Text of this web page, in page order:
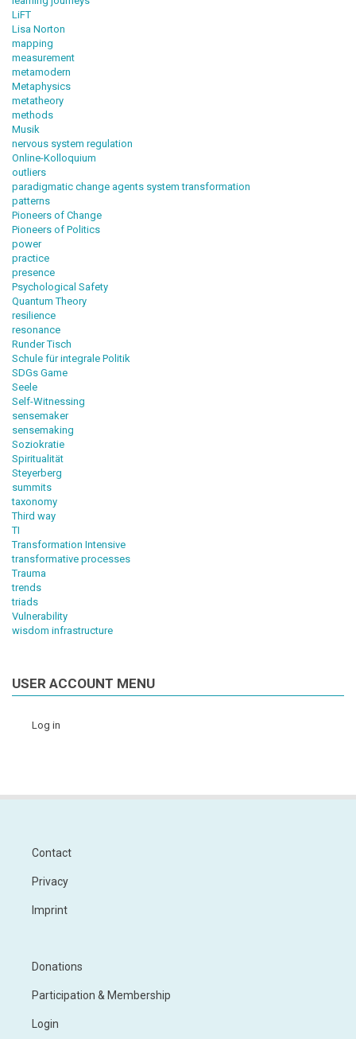
LiFT
Lisa Norton
mapping
measurement
metamodern
Metaphysics
metatheory
methods
Musik
nervous system regulation
Online-Kolloquium
outliers
paradigmatic change agents system transformation
patterns
Pioneers of Change
Pioneers of Politics
power
practice
presence
Psychological Safety
Quantum Theory
resilience
resonance
Runder Tisch
Schule für integrale Politik
SDGs Game
Seele
Self-Witnessing
sensemaker
sensemaking
Soziokratie
Spiritualität
Steyerberg
summits
taxonomy
Third way
TI
Transformation Intensive
transformative processes
Trauma
trends
triads
Vulnerability
wisdom infrastructure
USER ACCOUNT MENU
Log in
Contact
Privacy
Imprint
Menu
Donations
Participation & Membership
Login